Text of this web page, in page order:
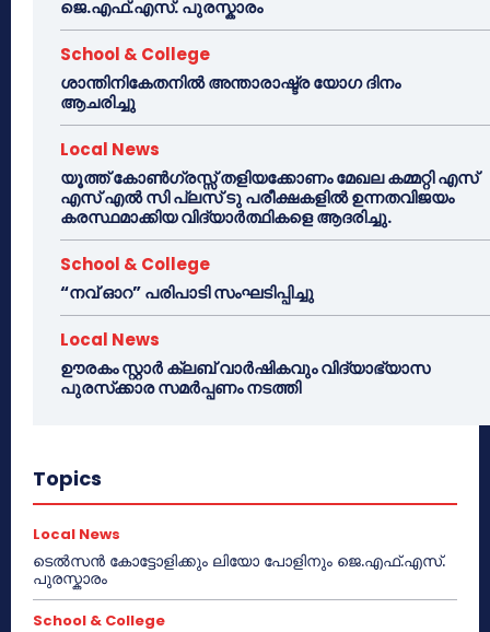
ജെ.എഫ്.എസ്. പുരസ്കാരം
School & College
ശാന്തിനികേതനിൽ അന്താരാഷ്ട്ര യോഗ ദിനം
ആചരിച്ചു
Local News
യൂത്ത് കോൺഗ്രസ്സ് തളിയക്കോണം മേഖല കമ്മറ്റി എസ്
എസ് എൽ സി പ്ലസ് ടു പരീക്ഷകളിൽ ഉന്നതവിജയം
കരസ്ഥമാക്കിയ വിദ്യാർത്ഥികളെ ആദരിച്ചു.
School & College
“നവ് ഓറ” പരിപാടി സംഘടിപ്പിച്ചു
Local News
ഊരകം സ്റ്റാർ ക്ലബ് വാർഷികവും വിദ്യാഭ്യാസ
പുരസ്‌ക്കാര സമർപ്പണം നടത്തി
Topics
Local News
ടെൽസൻ കോട്ടോളിക്കും ലിയോ പോളിനും ജെ.എഫ്.എസ്.
പുരസ്കാരം
School & College